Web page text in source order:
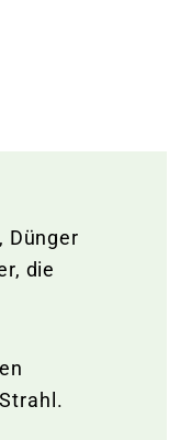
Dünger
die